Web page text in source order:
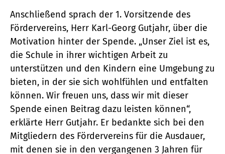
Anschließend sprach der 1. Vorsitzende des
Fördervereins, Herr Karl-Georg Gutjahr, über die
Motivation hinter der Spende. „Unser Ziel ist es,
die Schule in ihrer wichtigen Arbeit zu
unterstützen und den Kindern eine Umgebung zu
bieten, in der sie sich wohlfühlen und entfalten
können. Wir freuen uns, dass wir mit dieser
Spende einen Beitrag dazu leisten können“,
erklärte Herr Gutjahr. Er bedankte sich bei den
Mitgliedern des Fördervereins für die Ausdauer,
mit denen sie in den vergangenen 3 Jahren für